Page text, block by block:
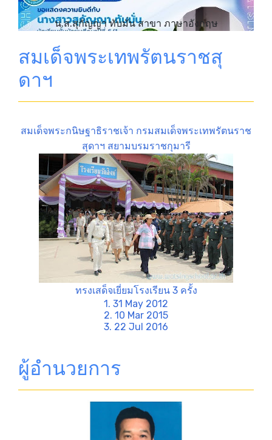
น.ส.สุกัญญา ทับมั่น สาขา ภาษาอังกฤษ
สมเด็จพระเทพรัตนราชสุ
ดาฯ
สมเด็จพระกนิษฐาธิราชเจ้า กรมสมเด็จพระเทพรัตนราช
สุดาฯ สยามบรมราชกุมารี
ทรงเสด็จเยี่ยมโรงเรียน 3 ครั้ง
1. 31 May 2012
2. 10 Mar 2015
3. 22 Jul 2016
ผู้อำนวยการ